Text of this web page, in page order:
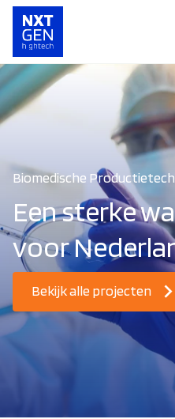
Biomedische
Een sterke
voor
Bekijk alle projecten